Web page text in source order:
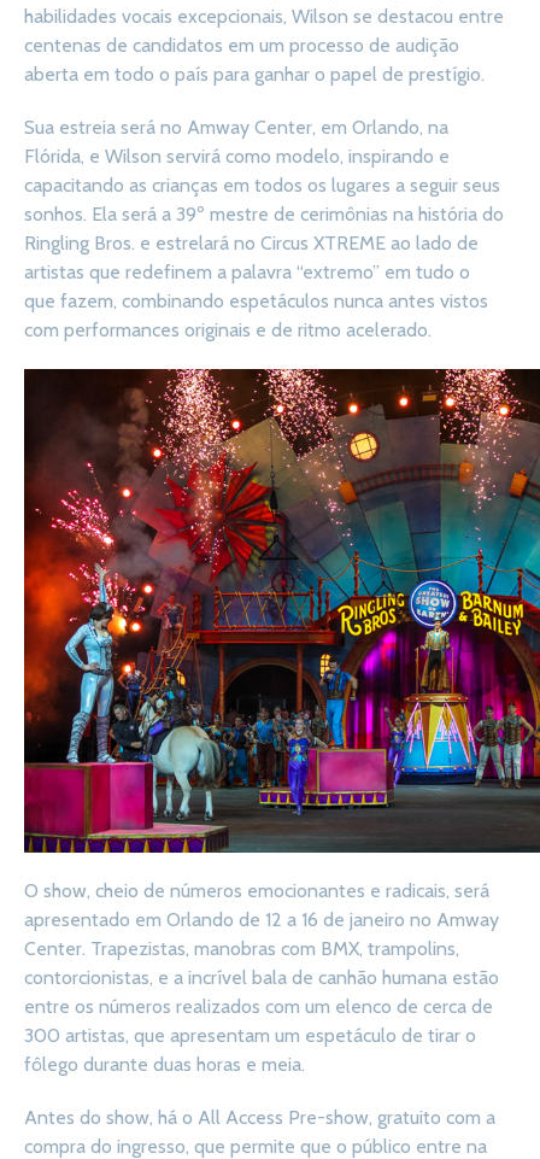
habilidades vocais excepcionais, Wilson se destacou entre
centenas de candidatos em um processo de audição
aberta em todo o país para ganhar o papel de prestígio.
Sua estreia será no Amway Center, em Orlando, na
Flórida, e Wilson servirá como modelo, inspirando e
capacitando as crianças em todos os lugares a seguir seus
sonhos. Ela será a 39º mestre de cerimônias na história do
Ringling Bros. e estrelará no Circus XTREME ao lado de
artistas que redefinem a palavra “extremo” em tudo o
que fazem, combinando espetáculos nunca antes vistos
com performances originais e de ritmo acelerado.
O show, cheio de números emocionantes e radicais, será
apresentado em Orlando de 12 a 16 de janeiro no Amway
Center. Trapezistas, manobras com BMX, trampolins,
contorcionistas, e a incrível bala de canhão humana estão
entre os números realizados com um elenco de cerca de
300 artistas, que apresentam um espetáculo de tirar o
fôlego durante duas horas e meia.
Antes do show, há o All Access Pre-show, gratuito com a
compra do ingresso, que permite que o público entre na